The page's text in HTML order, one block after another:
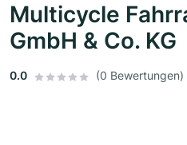
Multicycle
GmbH & Co. KG
0.0 (0 Bewertungen)